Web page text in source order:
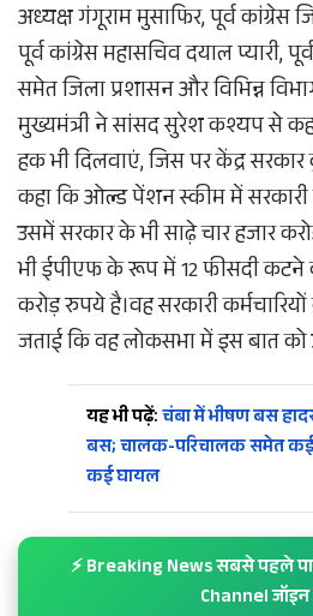
अध्यक्ष गंगूराम मुसाफिर, पूर्व कांग्रेस
पूर्व कांग्रेस महासचिव दयाल प्यारी,
समेत जिला प्रशासन और विभिन्न
मुख्यमंत्री ने सांसद सुरेश कश्यप से
हक भी दिलवाएं, जिस पर केंद्र सरकार
कहा कि ओल्ड पेंशन स्कीम में सरकारी
उसमें सरकार के भी साढ़े चार हजार
भी ईपीएफ के रूप में 12 फीसदी कटने
करोड़ रुपये है।वह सरकारी
जताई कि वह लोकसभा में इस बात को
यह भी पढ़ें:चंबा में भीषण बस
बस; चालक-परिचालक समेत कई
कई घायल
⚡ Breaking News सबसे पहले
Channel